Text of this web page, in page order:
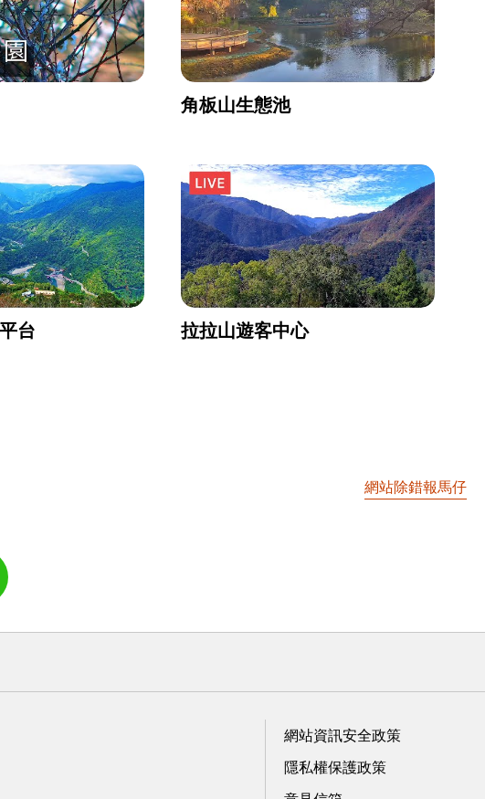
角板山生態池
台 拉拉山遊客中心
網站除錯報馬仔
網站資訊安全政策
隱私權保護政策